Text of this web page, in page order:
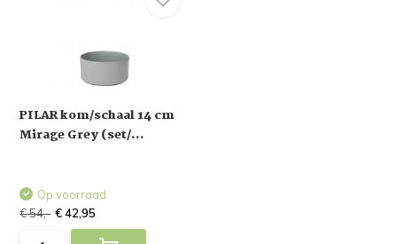
PILAR kom/schaal 14 cm
Mirage Grey (set/...
Op voorraad
€ 54,- € 42,95